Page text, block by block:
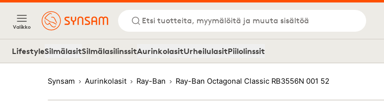
Valikko
Etsi tuotteita, myymälöitä ja muuta sisältöä
LifestyleSilmälasitSilmälasilinssitAurinkolasitUrheilulasitPiilolinssit
Synsam Aurinkolasit Ray-Ban Ray-Ban Octagonal Classic RB3556N 001 52